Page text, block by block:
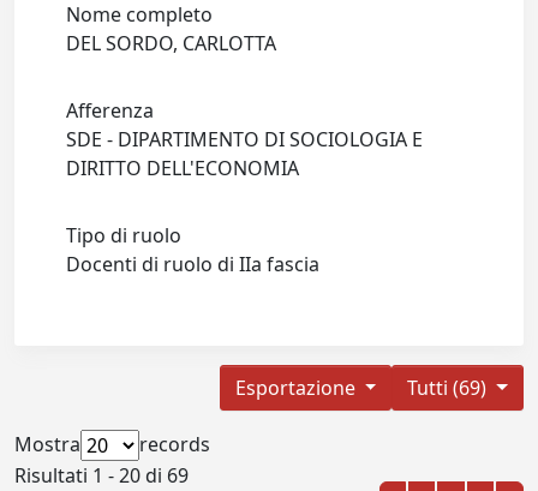
Nome completo
DEL SORDO, CARLOTTA
Afferenza
SDE - DIPARTIMENTO DI SOCIOLOGIA E
DIRITTO DELL'ECONOMIA
Tipo di ruolo
Docenti di ruolo di IIa fascia
Tutti (69)
Esportazione
Mostra
records
Risultati 1 - 20 di 69